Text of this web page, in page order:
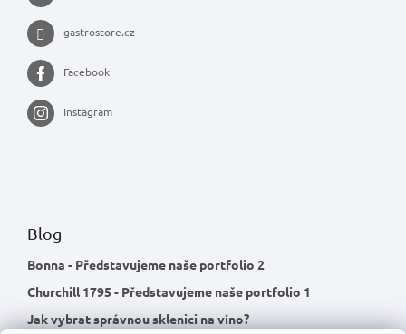
gastrostore.cz
Facebook
Instagram
Blog
Bonna - Představujeme naše portfolio 2
Churchill 1795 - Představujeme naše portfolio 1
Jak vybrat správnou sklenici na víno?